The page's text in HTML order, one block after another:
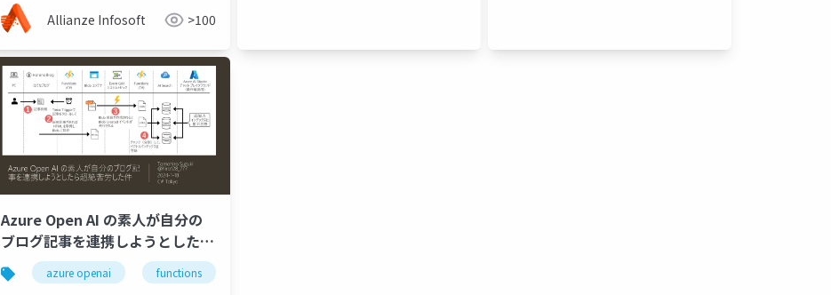
Allianze Infosoft >100
ハルシネーション リスク管理
Azure Open AI の素人が自分の
ブログ記事を連携しようとしたら
超絶苦労した件
azure openai functions